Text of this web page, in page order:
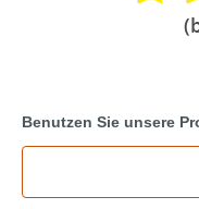
Benutzen Sie unsere